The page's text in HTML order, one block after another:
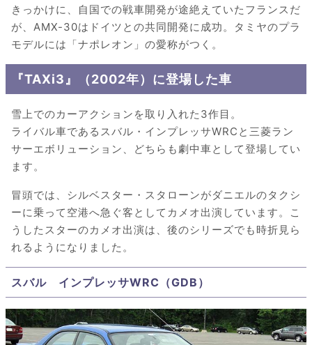
きっかけに、自国での戦車開発が途絶えていたフランスだ
が、AMX-30はドイツとの共同開発に成功。タミヤのプラ
モデルには「ナポレオン」の愛称がつく。
『TAXi3』（2002年）に登場した車
雪上でのカーアクションを取り入れた3作目。
ライバル車であるスバル・インプレッサWRCと三菱ラン
サーエボリューション、どちらも劇中車として登場してい
ます。
冒頭では、シルベスター・スタローンがダニエルのタクシ
ーに乗って空港へ急ぐ客としてカメオ出演しています。こ
うしたスターのカメオ出演は、後のシリーズでも時折見ら
れるようになりました。
スバル インプレッサWRC（GDB）